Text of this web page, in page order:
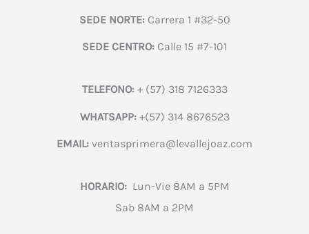
SEDE NORTE:Carrera 1 #32-50
SEDE CENTRO: Calle 15 #7-101
TELEFONO:+ (57) 318 7126333
WHATSAPP:+(57) 314 8676523
EMAIL: ventasprimera@levallejoaz.com
HORARIO:Lun-Vie 8AM a 5PM
Sab 8AM a 2PM